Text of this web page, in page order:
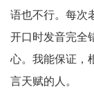
语也不行。每次
开口时发音完全
心。我能保证，
言天赋的人。